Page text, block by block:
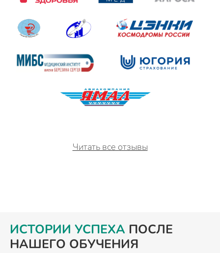
Читать все отзывы
ИСТОРИИ УСПЕХА ПОСЛЕ
НАШЕГО ОБУЧЕНИЯ